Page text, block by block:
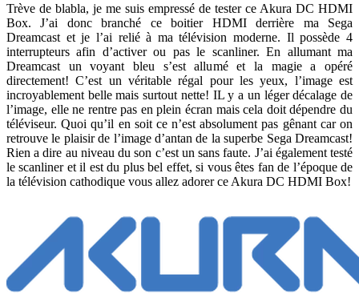
Trève de blabla, je me suis empressé de tester ce Akura DC HDMI
Box. J’ai donc branché ce boitier HDMI derrière ma Sega
Dreamcast et je l’ai relié à ma télévision moderne. Il possède 4
interrupteurs afin d’activer ou pas le scanliner. En allumant ma
Dreamcast un voyant bleu s’est allumé et la magie a opéré
directement! C’est un véritable régal pour les yeux, l’image est
incroyablement belle mais surtout nette! IL y a un léger décalage de
l’image, elle ne rentre pas en plein écran mais cela doit dépendre du
téléviseur. Quoi qu’il en soit ce n’est absolument pas gênant car on
retrouve le plaisir de l’image d’antan de la superbe Sega Dreamcast!
Rien a dire au niveau du son c’est un sans faute. J’ai également testé
le scanliner et il est du plus bel effet, si vous êtes fan de l’époque de
la télévision cathodique vous allez adorer ce Akura DC HDMI Box!